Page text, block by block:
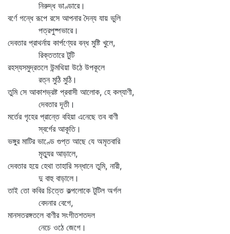
নিরুদ্ধ ভাণ্ডারে।
বর্ণে গন্ধে রূপে রসে আপনার দৈন্য যায় ভুলি
পত্রপুষ্পভারে।
দেবতার প্রাথর্নায় কার্পণ্যের বন্ধ মুষ্টি খুলে,
রিক্ততারে টুটি
রহস্যসমুদ্রতলে উন্মথিয়া উঠে উপকূলে
রত্ন মুঠি মুঠি।
তুমি সে আকাশভ্রষ্ট প্রবাসী আলোক, হে কল্যাণী,
দেবতার দূতী।
মর্তের গৃহের প্রান্তে বহিয়া এনেছে তব বাণী
স্বর্গের আকূতি।
ভঙ্গুর মাটির ভাণ্ডে গুপ্ত আছে যে অমৃতবারি
মৃত্যুর আড়ালে,
দেবতার হয়ে হেথা তাহারি সন্ধানে তুমি, নারী,
দু বাহু বাড়ালে।
তাই তো কবির চিত্তে কল্পলোকে টুটিল অর্গল
বেদনার বেগে,
মানসতরঙ্গতলে বাণীর সংগীতশতদল
নেচে ওঠে জেগে।